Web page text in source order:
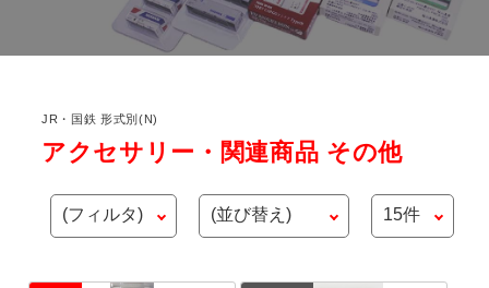
JR・国鉄 形式別(N)
アクセサリー・関連商品 その他